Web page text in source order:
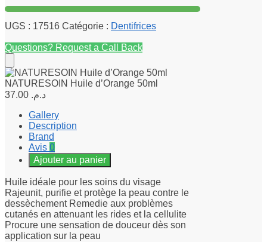
UGS : 17516 Catégorie : Dentifrices
Questions? Request a Call Back
NATURESOIN Huile d’Orange 50ml
د.م.
Gallery
Description
Brand
Avis 0
Ajouter au panier
Huile idéale pour les soins du visage
Rajeunit, purifie et protège la peau contre le
dessèchement Remedie aux problèmes
cutanés en attenuant les rides et la cellulite
Procure une sensation de douceur dès son
application sur la peau